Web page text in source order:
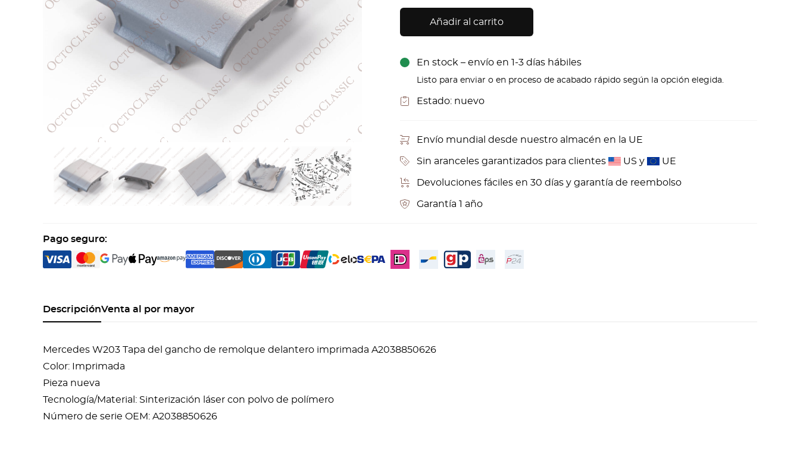
Añadir al carrito
En stock – envío en 1-3 días hábiles
Listo para enviar o en proceso de acabado rápido según la opción elegida.
Estado: nuevo
Envío mundial desde nuestro almacén en la UE
Sin aranceles garantizados para clientes US y UE
Devoluciones fáciles en 30 días y garantía de reembolso
Garantía 1 año
Pago seguro:
DescripciónVenta al por mayor
Mercedes W203 Tapa del gancho de remolque delantero imprimada A2038850626
Color: Imprimada
Pieza nueva
Tecnología/Material: Sinterización láser con polvo de polímero
Número de serie OEM: A2038850626